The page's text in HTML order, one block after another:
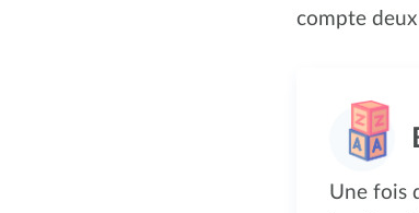
compte
Une fois